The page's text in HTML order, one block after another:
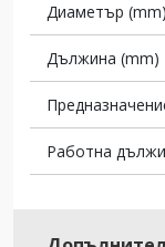
Диаметър (mm)
Дължина (mm)
Работна